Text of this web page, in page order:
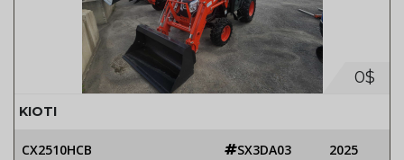
0$
KIOTI
CX2510HCB SX3DA03 2025